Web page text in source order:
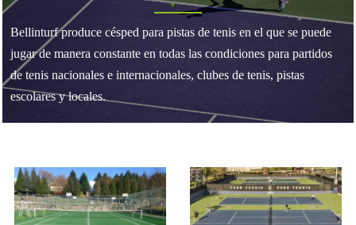
Bellinturf produce césped para pistas de tenis en el que se puede
jugar de manera constante en todas las condiciones para partidos
de tenis nacionales e internacionales, clubes de tenis, pistas
escolares y locales.